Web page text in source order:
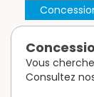
Vous
Consultez